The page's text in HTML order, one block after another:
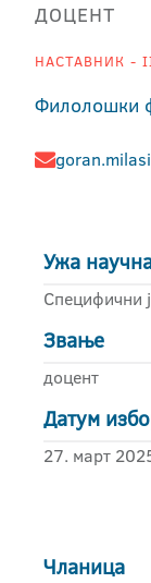
ДОЦЕНТ
НАСТАВНИК -
Филолошки
Ужа
Специфични
Звање
доцент
Датум
27. март
Чланица